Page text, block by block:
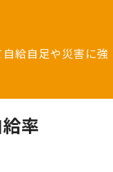
給自足や災害に強
率